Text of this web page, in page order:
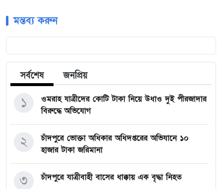
মন্তব্য করুন
সর্বশেষ জনপ্রিয়
ওমরাহ যাত্রীদের কোটি টাকা নিয়ে উধাও দুই পীরজাদার
বিরুদ্ধে অভিযোগ
১
চাঁদপুরে ভোক্তা অধিকার অধিদপ্তরের অভিযানে ১০
হাজার টাকা জরিমানা
২
চাঁদপুরে যাত্রীবাহী বাসের ধাক্কায় এক বৃদ্ধা নিহত
৩